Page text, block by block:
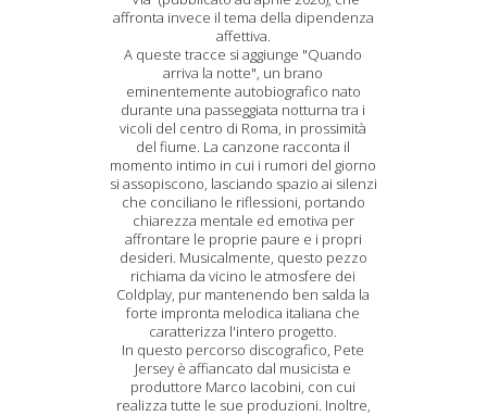
affronta invece il tema della dipendenza
affettiva.
A queste tracce si aggiunge "Quando
arriva la notte", un brano
eminentemente autobiografico nato
durante una passeggiata notturna tra i
vicoli del centro di Roma, in prossimità
del fiume. La canzone racconta il
momento intimo in cui i rumori del giorno
si assopiscono, lasciando spazio ai silenzi
che conciliano le riflessioni, portando
chiarezza mentale ed emotiva per
affrontare le proprie paure e i propri
desideri. Musicalmente, questo pezzo
richiama da vicino le atmosfere dei
Coldplay, pur mantenendo ben salda la
forte impronta melodica italiana che
caratterizza l'intero progetto.
In questo percorso discografico, Pete
Jersey è affiancato dal musicista e
produttore Marco Iacobini, con cui
realizza tutte le sue produzioni. Inoltre,